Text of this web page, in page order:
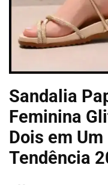
Sandalia
Feminina
Dois em
Tendência